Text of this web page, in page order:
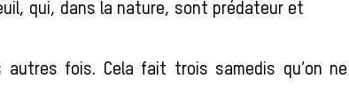
qui, dans la nature, sont prédateur et
autres fois. Cela fait trois samedis qu’on ne